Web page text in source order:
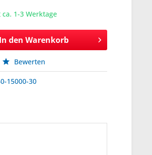
1-3 Werktage
In den Warenkorb
Bewerten
15000-30